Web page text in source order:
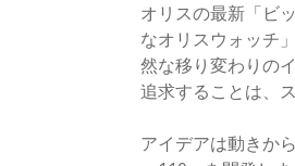
オリスの最新「ビ
なオリスウォッチ
然な移り変わりの
追求することは、
アイデアは動きか